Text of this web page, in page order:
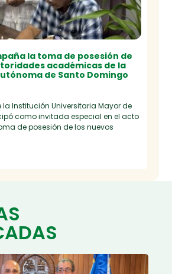
la toma de posesión de
académicas de la
de Santo Domingo
Institución Universitaria Mayor de
como invitada especial en el acto
de posesión de los nuevos